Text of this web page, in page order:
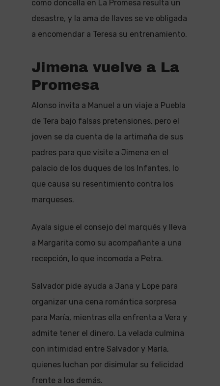
como doncella en La Promesa resulta un
desastre, y la ama de llaves se ve obligada
a encomendar a Teresa su entrenamiento.
Jimena vuelve a La
Promesa
Alonso invita a Manuel a un viaje a Puebla
de Tera bajo falsas pretensiones, pero el
joven se da cuenta de la artimaña de sus
padres para que visite a Jimena en el
palacio de los duques de los Infantes, lo
que causa su resentimiento contra los
marqueses.
Ayala sigue el consejo del marqués y lleva
a Margarita como su acompañante a una
recepción, lo que incomoda a Petra.
Salvador pide ayuda a Jana y Lope para
organizar una cena romántica sorpresa
para María, mientras ella enfrenta a Vera y
admite tener el dinero. La velada culmina
con intimidad entre Salvador y María,
quienes luchan por disimular su felicidad
frente a los demás.